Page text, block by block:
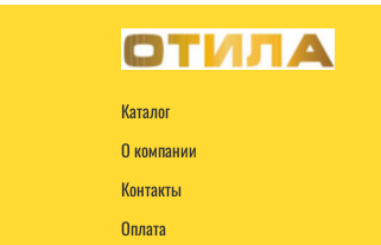
Каталог
О компании
Контакты
Оплата